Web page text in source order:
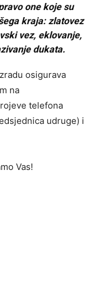
one koje su
kraja: zlatovez
vez, eklovanje,
dukata.
osigurava
na
telefona
udruge) i
Vas!